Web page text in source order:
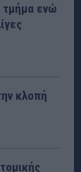
τμήμα ενώ
κλοπή